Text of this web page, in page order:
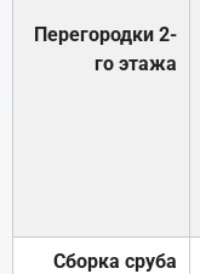
Перегородки 2-
го этажа
Сборка сруба